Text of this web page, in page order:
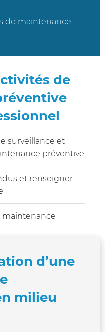
de maintenance
de
surveillance et
préventive
et renseigner
maintenance
d’une
milieu